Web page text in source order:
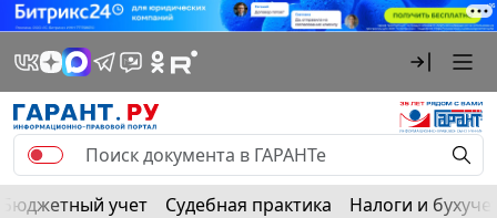
Бюджетный учет Судебная практика Налоги и